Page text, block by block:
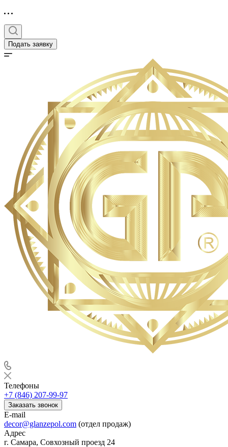
Подать заявку
Телефоны
+7 (846) 207-99-97
Заказать звонок
E-mail
decor@glanzepol.com (отдел продаж)
Адрес
г. Самара, Совхозный проезд 24